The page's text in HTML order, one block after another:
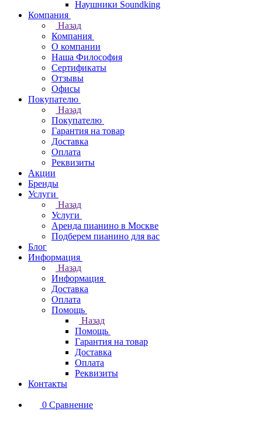
Наушники Soundking
Компания
Назад
Компания
О компании
Наша Философия
Сертификаты
Отзывы
Офисы
Покупателю
Назад
Покупателю
Гарантия на товар
Доставка
Оплата
Реквизиты
Акции
Бренды
Услуги
Назад
Услуги
Аренда пианино в Москве
Подберем пианино для вас
Блог
Информация
Назад
Информация
Доставка
Оплата
Помощь
Назад
Помощь
Гарантия на товар
Доставка
Оплата
Реквизиты
Контакты
0 Сравнение